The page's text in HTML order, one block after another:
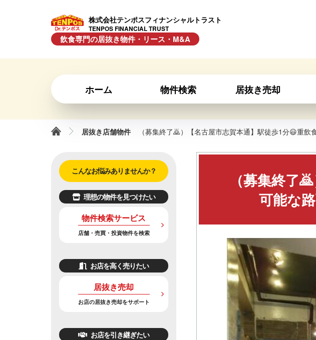
株式会社テンポスフィナンシャルトラスト
TENPOS FINANCIAL TRUST
飲食専門の居抜き物件・リース・M&A
ホーム 物件検索 居抜き売却
居抜き店舗物件 （募集終了🙇）【名古屋市志賀本通】駅徒歩1分😃重
（募集終了
可能な
こんなお悩みありませんか？
理想の物件を見つけたい
物件検索サービス
店舗・売買・投資物件を検索
お店を高く売りたい
居抜き売却
お店の居抜き売却をサポート
お店を引き継ぎたい